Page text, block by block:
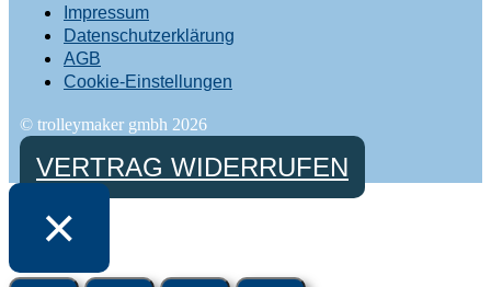
Impressum
Datenschutzerklärung
AGB
Cookie-Einstellungen
© trolleymaker gmbh 2026
VERTRAG WIDERRUFEN
×